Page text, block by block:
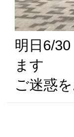
明日6/
ます
ご迷惑